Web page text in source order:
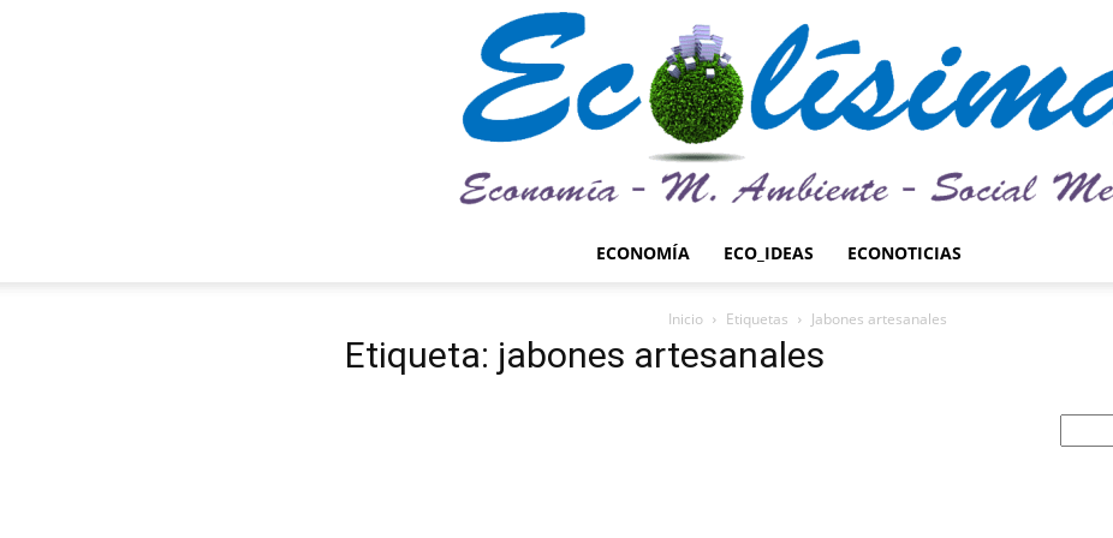
ECONOMÍA ECO_IDEAS ECONOTICIAS
Inicio Etiquetas Jabones artesanales
Etiqueta: jabones artesanales